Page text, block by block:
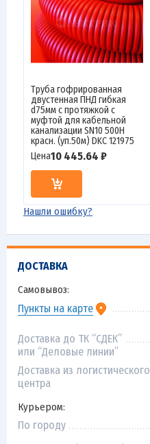
ДОСТАВКА
Самовывоз:
Пункты на карте
Доставка до ТК “СДЕК”
или “Деловые линии”
Доставка из логистического
центра
Курьером:
По городу
Труба гофрированная
двустенная ПНД гибкая
d75мм с протяжкой с
муфтой для кабельной
канализации SN10 500Н
красн. (уп.50м) DKC 121975
Цена10 445.64 ₽
Нашли ошибку?